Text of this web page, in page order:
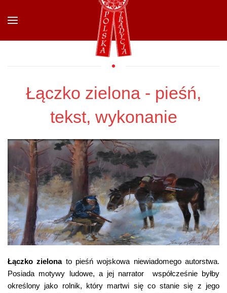
Przejdź do głównej treści
Łączko zielona - pieśń,
tekst, wykonanie
Łączko zielonato pieśń wojskowa niewiadomego autorstwa.
Posiada motywy ludowe, a jej narrator współcześnie byłby
określony jako rolnik, który martwi się co stanie się z jego